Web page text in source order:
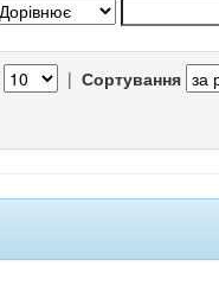
| Сортування